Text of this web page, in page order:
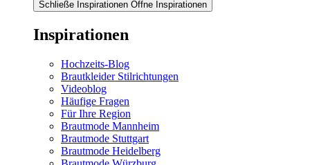
Schließe Inspirationen Öffne Inspirationen
Inspirationen
Hochzeits-Blog
Brautkleider Stilrichtungen
Videoblog
Häufige Fragen
Für Ihre Region
Brautmode Mannheim
Brautmode Stuttgart
Brautmode Heidelberg